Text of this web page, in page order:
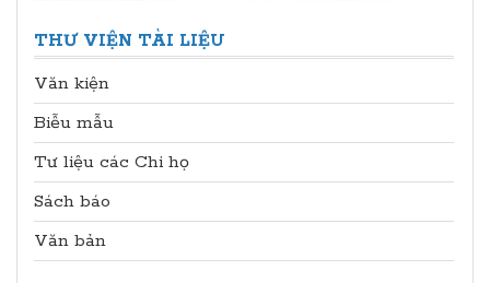
THƯ VIỆN TÀI LIỆU
Văn kiện
Biễu mẫu
Tư liệu các Chi họ
Sách báo
Văn bản